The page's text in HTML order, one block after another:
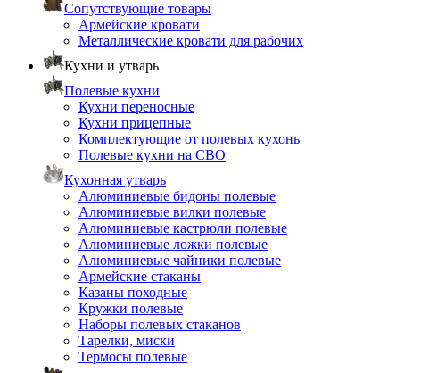
Сопутствующие товары
Армейские кровати
Металлические кровати для рабочих
Кухни и утварь
Полевые кухни
Кухни переносные
Кухни прицепные
Комплектующие от полевых кухонь
Полевые кухни на СВО
Кухонная утварь
Алюминиевые бидоны полевые
Алюминиевые вилки полевые
Алюминиевые кастрюли полевые
Алюминиевые ложки полевые
Алюминиевые чайники полевые
Армейские стаканы
Казаны походные
Кружки полевые
Наборы полевых стаканов
Тарелки, миски
Термосы полевые